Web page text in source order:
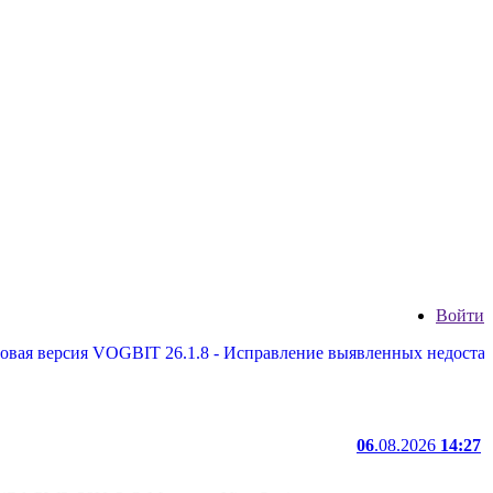
Войти
VOGBIT 26.1.8 - Исправление выявленных недостатков,
06.08.2026 14:27